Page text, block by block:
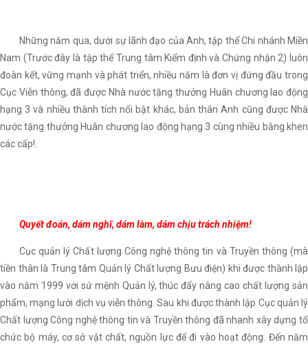
Những năm qua, dưới sự lãnh đạo của Anh, tập thể Chi nhánh Miền
Nam (Trước đây là tập thể Trung tâm Kiểm định và Chứng nhận 2) luôn
đoàn kết, vững mạnh và phát triển, nhiều năm là đơn vị đứng đầu trong
Cục Viễn thông, đã được Nhà nước tặng thưởng Huân chương lao động
hạng 3 và nhiều thành tích nổi bật khác, bản thân Anh cũng được Nhà
nước tặng thưởng Huân chương lao động hạng 3 cùng nhiều bằng khen
các cấp!.
Quyết đoán, dám nghĩ, dám làm, dám chịu trách nhiệm!
Cục quản lý Chất lượng Công nghệ thông tin và Truyền thông (mà
tiền thân là Trung tâm Quản lý Chất lượng Bưu điện) khi được thành lập
vào năm 1999 với sứ mệnh Quản lý, thúc đẩy nâng cao chất lượng sản
phẩm, mạng lưới dịch vụ viễn thông. Sau khi được thành lập Cục quản lý
Chất lượng Công nghệ thông tin và Truyền thông đã nhanh xây dựng tổ
chức bộ máy, cơ sở vật chất, nguồn lực để đi vào hoạt động. Đến năm